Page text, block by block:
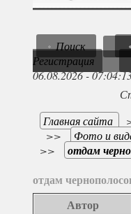
Поиск
Регистрация
06.08.2026 -
Главная сайта
>>
Фото и
>>
отдам
отдам
Автор